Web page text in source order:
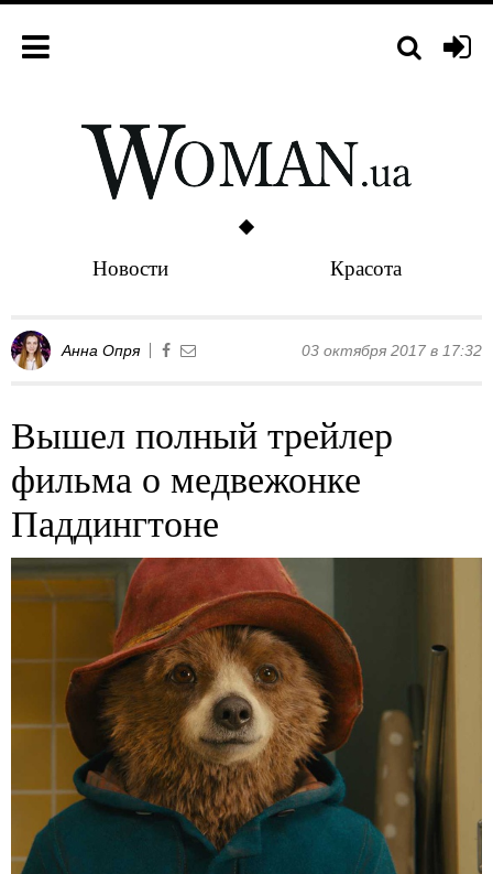
Новости Красота
Анна Опря 03 октября 2017 в 17:32
Вышел полный трейлер
фильма о медвежонке
Паддингтоне